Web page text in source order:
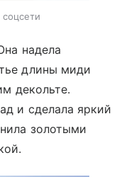
надела
длины миди
декольте.
и сделала яркий
золотыми